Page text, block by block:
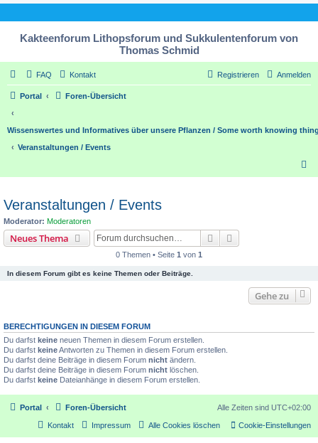
Kakteenforum Lithopsforum und Sukkulentenforum von
Thomas Schmid
FAQ Kontakt Anmelden
Registrieren
Portal Foren-Übersicht
Wissenswertes und Informatives über unsere Pflanzen / Some worth knowing
Veranstaltungen / Events
Veranstaltungen / Events
Moderator: Moderatoren
Neues Thema Suche
0 Themen • Seite 1 von 1
In diesem Forum gibt es keine Themen oder Beiträge.
Gehe zu
BERECHTIGUNGEN IN DIESEM FORUM
Du darfst keine neuen Themen in diesem Forum erstellen.
Du darfst keineAntworten zu Themen in diesem Forum erstellen.
Du darfst deine Beiträge in diesem Forum nicht ändern.
Du darfst deine Beiträge in diesem Forum nicht löschen.
Du darfst keine Dateianhänge in diesem Forum erstellen.
Portal Foren-Übersicht Alle Zeiten sind UTC+02:00
Cookie-Einstellungen
Alle Cookies löschen
Impressum
Kontakt